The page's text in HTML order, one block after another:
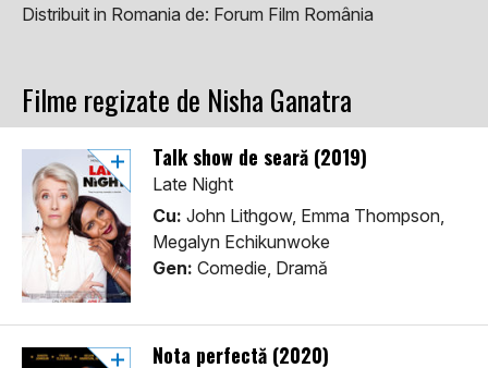
Distribuit in Romania de: Forum Film România
Filme regizate de Nisha Ganatra
Talk show de seară (2019)
Late Night
Cu: John Lithgow, Emma Thompson,
Megalyn Echikunwoke
Gen: Comedie, Dramă
Nota perfectă (2020)